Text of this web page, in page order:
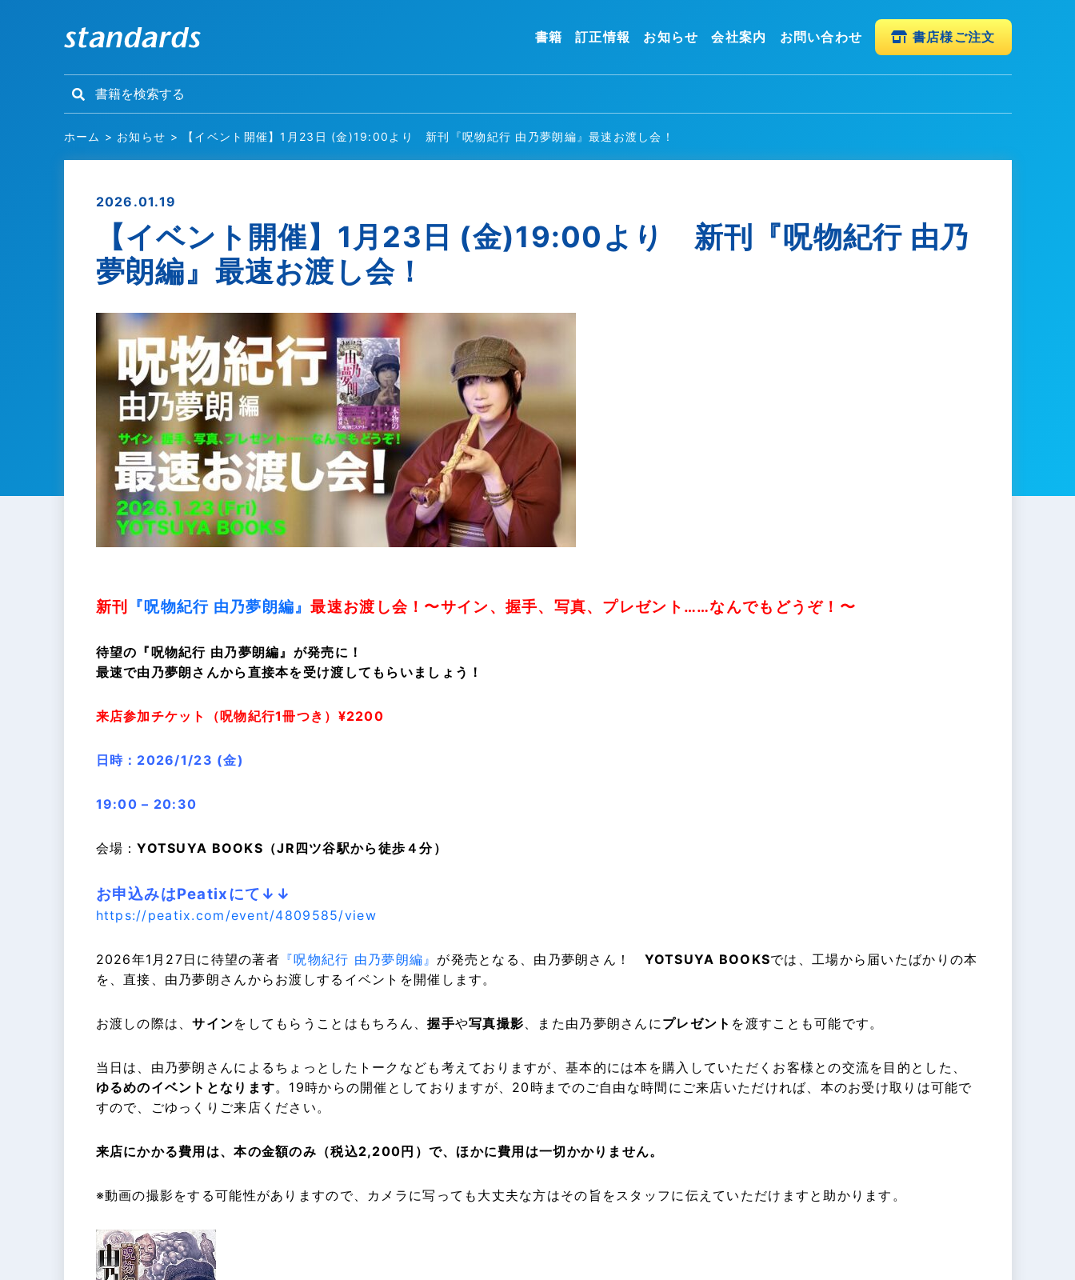
書籍 訂正情報 お知らせ 会社案内 お問い合わせ 書店様ご注文
ホーム > お知らせ > 【イベント開催】1月23日 (金)19:00より 新刊『呪物紀行 由乃夢朗編』最速お渡し会！
2026.01.19
【イベント開催】1月23日 (金)19:00より 新刊『呪物紀行 由乃
夢朗編』最速お渡し会！
新刊 『呪物紀行 由乃夢朗編』最速お渡し会！〜サイン、握手、写真、プレゼント……なんでもどうぞ！〜
待望の『呪物紀行 由乃夢朗編』が発売に！
最速で由乃夢朗さんから直接本を受け渡してもらいましょう！
来店参加チケット（呪物紀行1冊つき）¥2200
日時：2026/1/23 (金)
19:00 – 20:30
会場：YOTSUYA BOOKS（JR四ツ谷駅から徒歩４分）
お申込みはPeatixにて↓↓
https://peatix.com/event/4809585/view
2026年1月27日に待望の著者 『呪物紀行 由乃夢朗編』 が発売となる、由乃夢朗さん！ YOTSUYA BOOKSでは、工場から届いたばかりの本
を、直接、由乃夢朗さんからお渡しするイベントを開催します。
お渡しの際は、サインをしてもらうことはもちろん、握手や写真撮影、また由乃夢朗さんにプレゼント を渡すことも可能です。
当日は、由乃夢朗さんによるちょっとしたトークなども考えておりますが、基本的には本を購入していただくお客様との交流を目的とした、
ゆるめのイベントとなります。19時からの開催としておりますが、20時までのご自由な時間にご来店いただければ、本のお受け取りは可能で
すので、ごゆっくりご来店ください。
来店にかかる費用は、本の金額のみ（税込2,200円）で、ほかに費用は一切かかりません。
※動画の撮影をする可能性がありますので、カメラに写っても大丈夫な方はその旨をスタッフに伝えていただけますと助かります。